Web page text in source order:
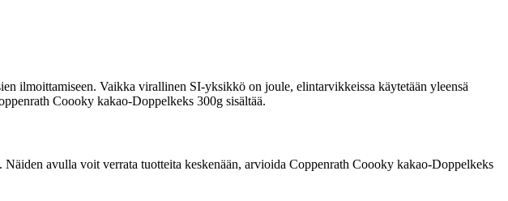
ilmoittamiseen. Vaikka virallinen SI-yksikkö on joule, elintarvikkeissa käytetään yleensä
Coooky kakao-Doppelkeks 300g sisältää.
avulla voit verrata tuotteita keskenään, arvioida Coppenrath Coooky kakao-Doppelkeks